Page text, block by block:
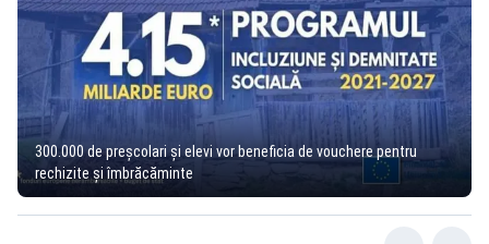
300.000 de preșcolari și elevi vor beneficia de vouchere pentru
rechizite și îmbrăcăminte